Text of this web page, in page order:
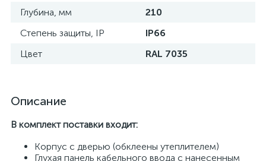
Глубина, мм
210
Степень защиты, IP
IP66
Цвет
RAL 7035
Описание
В комплект поставки входит:
Корпус с дверью (обклеены утеплителем)
Глухая панель кабельного ввода с нанесенным